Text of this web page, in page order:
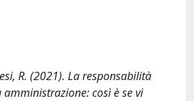
R. (2021). La responsabilità
così è se vi